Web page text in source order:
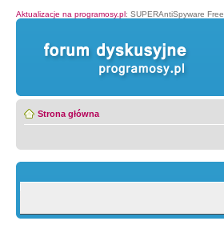
Aktualizacje na programosy.pl: SUPERAntiSpyware Free
Strona główna